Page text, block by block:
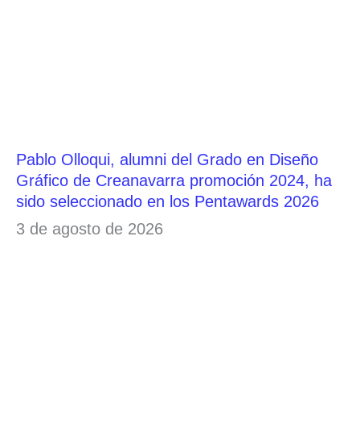
Pablo Olloqui, alumni del Grado en Diseño
Gráfico de Creanavarra promoción 2024, ha
sido seleccionado en los Pentawards 2026
3 de agosto de 2026